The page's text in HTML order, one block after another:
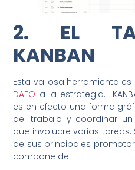
2. EL
KANBAN
Esta valiosa herramienta
DAFO a la estrategia.
es en efecto una forma
del trabajo y coordinar
que involucre varias tareas.
de sus principales
compone de: